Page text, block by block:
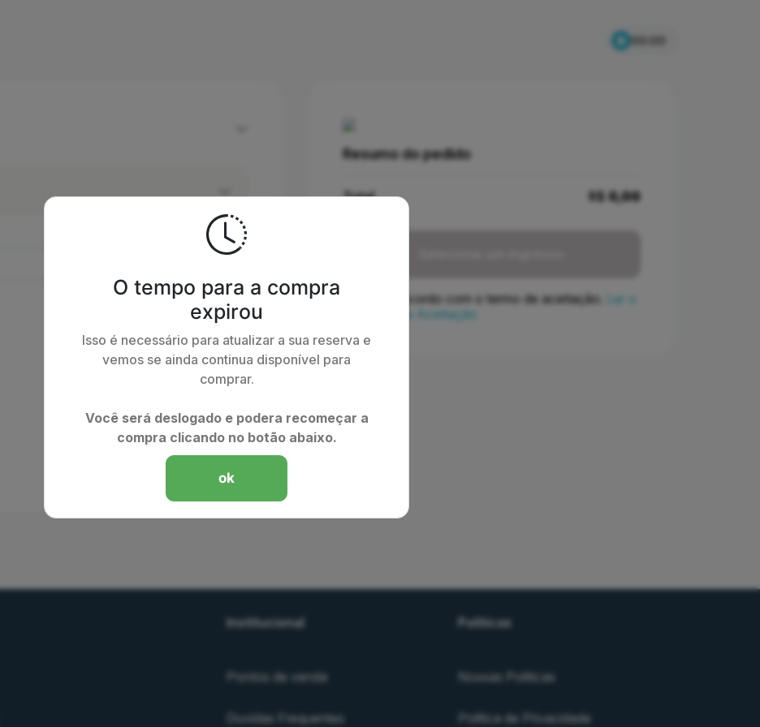
00:00
O tempo para a compra
expirou
Isso é necessário para atualizar a sua reserva e
vemos se ainda continua disponível para
comprar.
Você será deslogado e podera recomeçar a
compra clicando no botão abaixo.
ok
Resumo do pedido
Total R$ 0,00
Li e concordo com o termo de aceitação.
Ler o
termo de Aceitação
Institucional
Pontos de venda
Duvidas Frequentes
Políticas
Nossas Politicas
Política de Privacidade